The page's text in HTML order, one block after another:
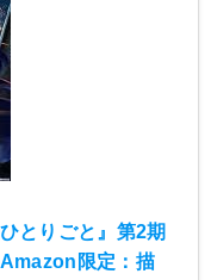
とりごと』第2期
限定：描